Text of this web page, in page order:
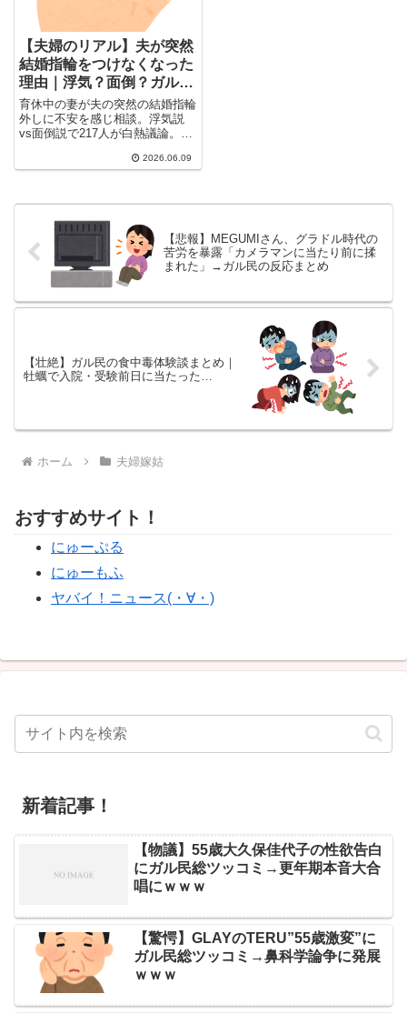
【夫婦のリアル】夫が突然
結婚指輪をつけなくなった
理由｜浮気？面倒？ガル民
217人の本音まとめ
育休中の妻が夫の突然の結婚指輪
外しに不安を感じ相談。浮気説
vs面倒説で217人が白熱議論。職
理由も続々。ガル民の体験談と浮
2026.06.09
【悲報】MEGUMIさん、グラドル時代の
苦労を暴露「カメラマンに当たり前に揉
まれた」→ガル民の反応まとめ
【壮絶】ガル民の食中毒体験談まとめ｜
牡蠣で入院・受験前日に当たった…
ホーム 夫婦嫁姑
おすすめサイト！
にゅーぷる
にゅーもふ
ヤバイ！ニュース(・∀・)
新着記事！
【物議】55歳大久保佳代子の性欲告白
にガル民総ツッコミ→更年期本音大合
唱にｗｗｗ
【驚愕】GLAYのTERU”55歳激変”に
ガル民総ツッコミ→鼻科学論争に発展
ｗｗｗ